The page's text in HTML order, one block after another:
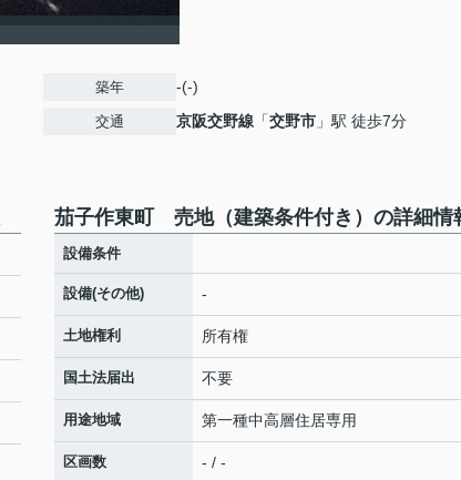
築年 -(-)
交通 京阪交野線 「交野市 」駅 徒歩7分
茄子作東町 売地（建築条件付き）の詳細情
設備条件
設備(その他) -
土地権利 所有権
国土法届出 不要
用途地域 第一種中高層住居専用
区画数 - / -